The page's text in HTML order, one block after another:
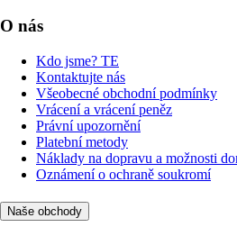
O nás
Kdo jsme? TE
Kontaktujte nás
Všeobecné obchodní podmínky
Vrácení a vrácení peněz
Právní upozornění
Platební metody
Náklady na dopravu a možnosti
Oznámení o ochraně soukromí
Naše obchody